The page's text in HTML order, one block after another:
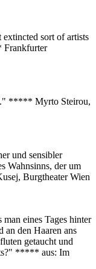
extincted sort of artists
***** Myrto Steirou,
und sensibler
Wahnsinns, der um
Burgtheater Wien
man eines Tages hinter
an den Haaren ans
getaucht und
***** aus: Im